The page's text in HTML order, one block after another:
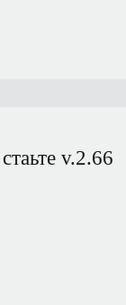
v.2.66